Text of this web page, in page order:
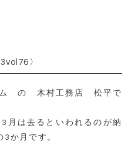
〉
ム の 木村工務店 松平で
月は去るといわれるのが納
か月です。